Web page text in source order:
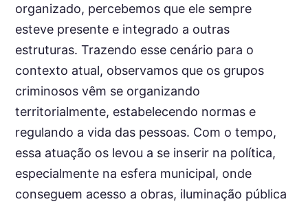
organizado, percebemos que ele sempre
esteve presente e integrado a outras
estruturas. Trazendo esse cenário para o
contexto atual, observamos que os grupos
criminosos vêm se organizando
territorialmente, estabelecendo normas e
regulando a vida das pessoas. Com o tempo,
essa atuação os levou a se inserir na política,
especialmente na esfera municipal, onde
conseguem acesso a obras, iluminação pública